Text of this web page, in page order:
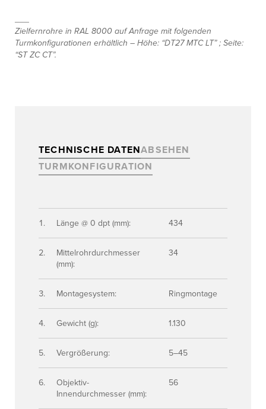
___
Zielfernrohre in RAL 8000 auf Anfrage mit folgenden
Turmkonfigurationen erhältlich – Höhe: “DT27 MTC LT” ; Seite:
“ST ZC CT”.
TECHNISCHE DATENABSEHEN
TURMKONFIGURATION
Länge @ 0 dpt (mm): 434
Mittelrohrdurchmesser
(mm):
34
Montagesystem: Ringmontage
Gewicht (g): 1.130
Vergrößerung: 5–45
Objektiv-
Innendurchmesser (mm):
56